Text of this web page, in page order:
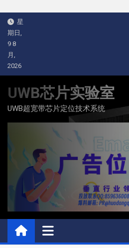
Skip
content
星
期日,
9 8
月,
2026
UWB芯片实验室
UWB超宽带芯片定位技术系统